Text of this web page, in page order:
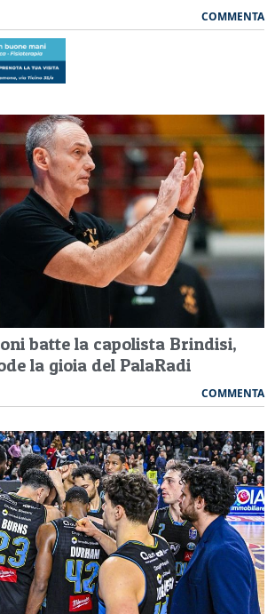
COMMENTA
batte la capolista Brindisi,
la gioia del PalaRadi
COMMENTA